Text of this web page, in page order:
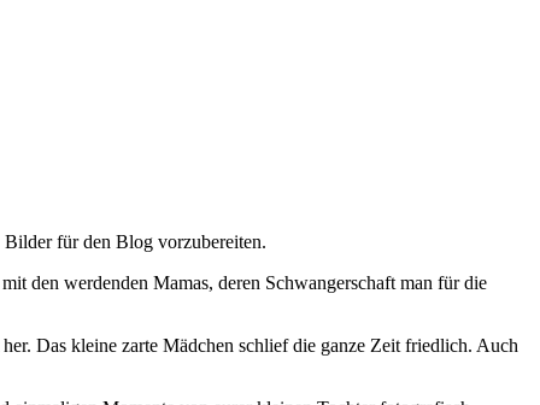
für den Blog vorzubereiten.
den werdenden Mamas, deren Schwangerschaft man für die
Das kleine zarte Mädchen schlief die ganze Zeit friedlich. Auch